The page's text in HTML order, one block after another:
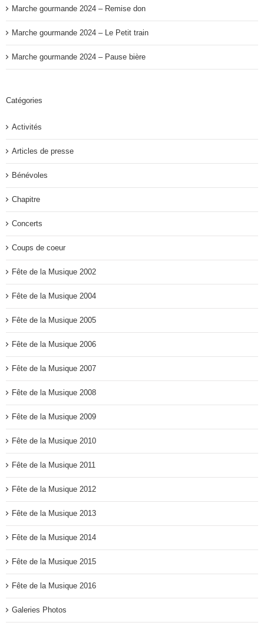
Marche gourmande 2024 – Remise don
Marche gourmande 2024 – Le Petit train
Marche gourmande 2024 – Pause bière
Catégories
Activités
Articles de presse
Bénévoles
Chapitre
Concerts
Coups de coeur
Fête de la Musique 2002
Fête de la Musique 2004
Fête de la Musique 2005
Fête de la Musique 2006
Fête de la Musique 2007
Fête de la Musique 2008
Fête de la Musique 2009
Fête de la Musique 2010
Fête de la Musique 2011
Fête de la Musique 2012
Fête de la Musique 2013
Fête de la Musique 2014
Fête de la Musique 2015
Fête de la Musique 2016
Galeries Photos